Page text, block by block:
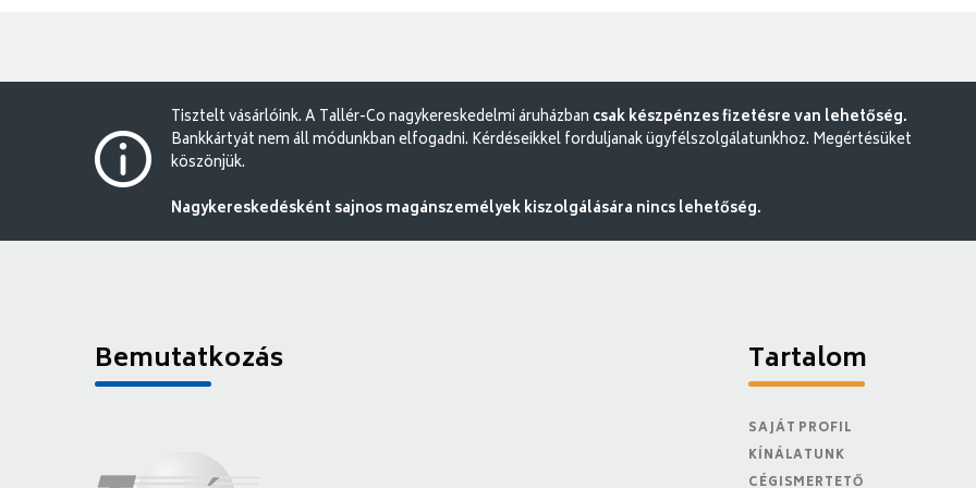
Tisztelt vásárlóink. A Tallér-Co nagykereskedelmi áruházban csak készpénzes fizetésre van lehetőség.
Bankkártyát nem áll módunkban elfogadni. Kérdéseikkel forduljanak ügyfélszolgálatunkhoz. Megértésüket
köszönjük.
Nagykereskedésként sajnos magánszemélyek kiszolgálására nincs lehetőség.
Bemutatkozás Tartalom
SAJÁT PROFIL
KÍNÁLATUNK
CÉGISMERTETŐ